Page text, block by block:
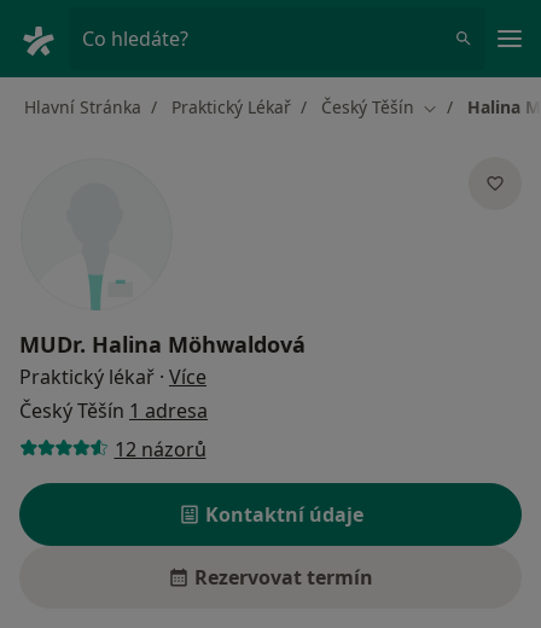
Co hledáte?
Hlavní Stránka Praktický Lékař Český Těšín Změna města
Halina
MUDr. Halina Möhwaldová
Praktický lékař · Více
Český Těšín 1 adresa
12 názorů
Kontaktní údaje
Rezervovat termín